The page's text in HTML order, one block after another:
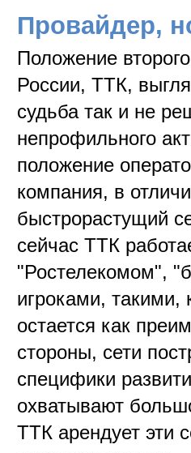
Провайдер,
Положение
России, ТТК,
судьба так и не
непрофильного
положение
компания, в
быстрорастущий
сейчас ТТК
"Ростелекомом",
игроками,
остается как
стороны, сети
специфики
охватывают
ТТК арендует эти